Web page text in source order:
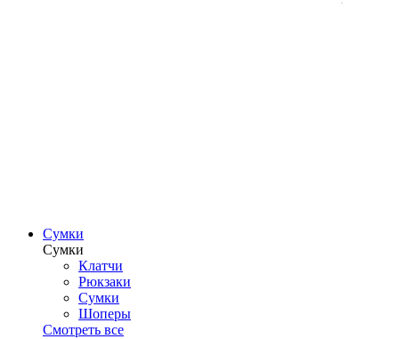
Сумки
Сумки
Клатчи
Рюкзаки
Сумки
Шоперы
Смотреть все